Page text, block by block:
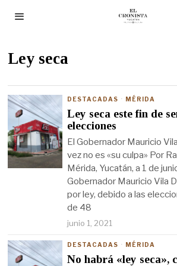
Ley seca
DESTACADAS · MÉRIDA
Ley seca este fin de
elecciones
El Gobernador Mauricio
vez no es «su culpa» Por
Mérida, Yucatán, a 1 de
Gobernador Mauricio Vila
por ley, debido a las
de 48
junio 1, 2021
DESTACADAS · MÉRIDA
No habrá «ley seca»,